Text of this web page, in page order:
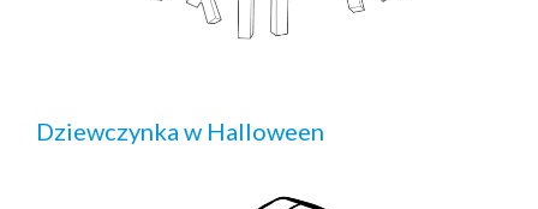
Dziewczynka w Halloween